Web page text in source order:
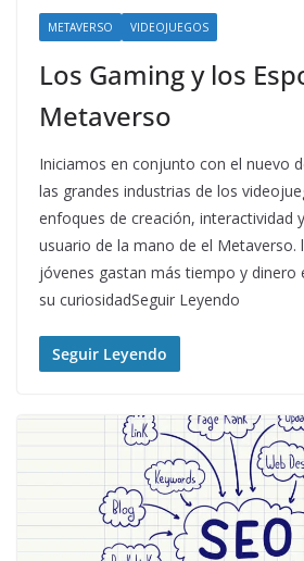
METAVERSO VIDEOJUEGOS
Los Gaming y los
Metaverso
Iniciamos en conjunto con el nuevo
las grandes industrias de los
enfoques de creación, interactividad
usuario de la mano de el Metaverso.
jóvenes gastan más tiempo y dinero
su curiosidadSeguir Leyendo
Seguir Leyendo